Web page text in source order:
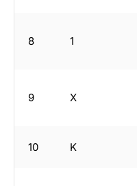
8 1
9 X
10 K